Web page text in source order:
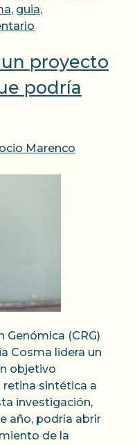
, guia,
proyecto
podría
Marenco
Genómica (CRG)
Cosma lidera un
objetivo
retina sintética a
investigación,
año, podría abrir
de la